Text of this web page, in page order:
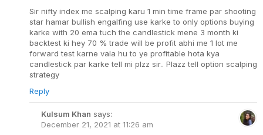
Sir nifty index me scalping karu 1 min time frame par shooting
star hamar bullish engalfing use karke to only options buying
karke with 20 ema tuch the candlestick mene 3 month ki
backtest ki hey 70 % trade will be profit abhi me 1 lot me
forward test karne vala hu to ye profitable hota kya
candlestick par karke tell mi plzz sir.. Plazz tell option scalping
strategy
Reply
Kulsum Khan says:
December 21, 2021 at 11:26 am